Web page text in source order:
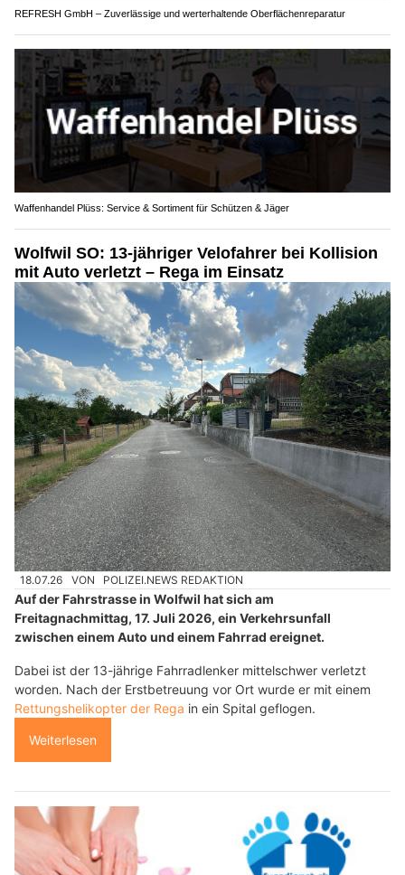
REFRESH GmbH – Zuverlässige und werterhaltende Oberflächenreparatur
Waffenhandel Plüss: Service & Sortiment für Schützen & Jäger
Wolfwil SO: 13-jähriger Velofahrer bei Kollision
mit Auto verletzt – Rega im Einsatz
18.07.26 VON POLIZEI.NEWS REDAKTION
Auf der Fahrstrasse in Wolfwil hat sich am
Freitagnachmittag, 17. Juli 2026, ein Verkehrsunfall
zwischen einem Auto und einem Fahrrad ereignet.
Dabei ist der 13-jährige Fahrradlenker mittelschwer verletzt
worden. Nach der Erstbetreuung vor Ort wurde er mit einem
Rettungshelikopter der Rega in ein Spital geflogen.
Weiterlesen